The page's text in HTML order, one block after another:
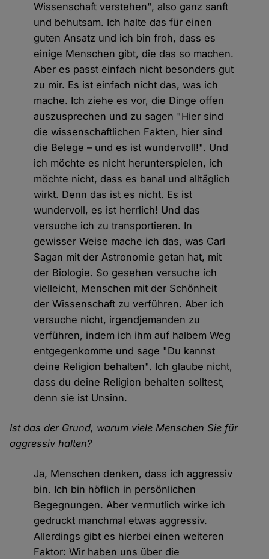
Wissenschaft verstehen", also ganz sanft
und behutsam. Ich halte das für einen
guten Ansatz und ich bin froh, dass es
einige Menschen gibt, die das so machen.
Aber es passt einfach nicht besonders gut
zu mir. Es ist einfach nicht das, was ich
mache. Ich ziehe es vor, die Dinge offen
auszusprechen und zu sagen "Hier sind
die wissenschaftlichen Fakten, hier sind
die Belege – und es ist wundervoll!". Und
ich möchte es nicht herunterspielen, ich
möchte nicht, dass es banal und alltäglich
wirkt. Denn das ist es nicht. Es ist
wundervoll, es ist herrlich! Und das
versuche ich zu transportieren. In
gewisser Weise mache ich das, was Carl
Sagan mit der Astronomie getan hat, mit
der Biologie. So gesehen versuche ich
vielleicht, Menschen mit der Schönheit
der Wissenschaft zu verführen. Aber ich
versuche nicht, irgendjemanden zu
verführen, indem ich ihm auf halbem Weg
entgegenkomme und sage "Du kannst
deine Religion behalten". Ich glaube nicht,
dass du deine Religion behalten solltest,
denn sie ist Unsinn.
Ist das der Grund, warum viele Menschen Sie für
aggressiv halten?
Ja, Menschen denken, dass ich aggressiv
bin. Ich bin höflich in persönlichen
Begegnungen. Aber vermutlich wirke ich
gedruckt manchmal etwas aggressiv.
Allerdings gibt es hierbei einen weiteren
Faktor: Wir haben uns über die